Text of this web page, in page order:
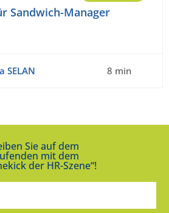
Sandwich-Manager
SELAN 8 min
Sie auf dem
mit dem
der HR-Szene“!